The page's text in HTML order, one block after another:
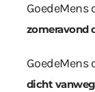
GoedeMens
zomeravond
GoedeMens
dicht